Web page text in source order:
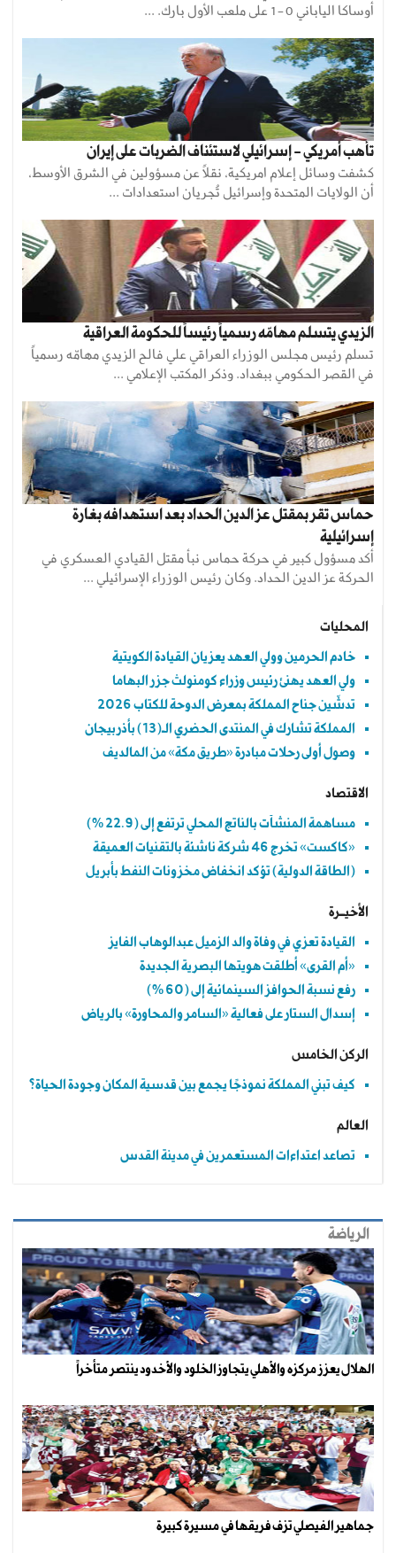
أوساكا الياباني 0-1 على ملعب الأول بارك. ...
تأهب أمريكي - إسرائيلي لاستئناف الضربات على إيران
كشفت وسائل إعلام امريكية، نقلاً عن مسؤولين في الشرق الأوسط،
أن الولايات المتحدة وإسرائيل تُجريان استعدادات ...
الزيدي يتسلم مهامّه رسمياً رئيساً للحكومة العراقية
تسلم رئيس مجلس الوزراء العراقي علي فالح الزيدي مهامّه رسمياً
في القصر الحكومي ببغداد. وذكر المكتب الإعلامي ...
حماس تقر بمقتل عز الدين الحداد بعد استهدافه بغارة
إسرائيلية
أكد مسؤول كبير في حركة حماس نبأ مقتل القيادي العسكري في
الحركة عز الدين الحداد. وكان رئيس الوزراء الإسرائيلي ...
المحليات
خادم الحرمين وولي العهد يعزيان القيادة الكويتية
ولي العهد يهنئ رئيس وزراء كومنولث جزر البهاما
تدشّين جناح المملكة بمعرض الدوحة للكتاب 2026
المملكة تشارك في المنتدى الحضري الـ(13) بأذربيجان
وصول أولى رحلات مبادرة «طريق مكة» من المالديف
الاقتصاد
مساهمة المنشآت بالناتج المحلي ترتفع إلى (22.9 %)
«كاكست» تخرج 46 شركة ناشئة بالتقنيات العميقة
(الطاقة الدولية) تؤكد انخفاض مخزونات النفط بأبريل
الأخيــرة
القيادة تعزي في وفاة والد الزميل عبدالوهاب الفايز
«أم القرى» أطلقت هويتها البصرية الجديدة
رفع نسبة الحوافز السينمائية إلى (60 %)
إسدال الستار على فعالية «السامر والمحاورة» بالرياض
الركن الخامس
كيف تبني المملكة نموذجًا يجمع بين قدسية المكان وجودة الحياة؟
العالم
تصاعد اعتداءات المستعمرين في مدينة القدس
الرياضة
الهلال يعزز مركزه والأهلي يتجاوز الخلود والأخدود ينتصر متأخراً
جماهير الفيصلي تزف فريقها في مسيرة كبيرة